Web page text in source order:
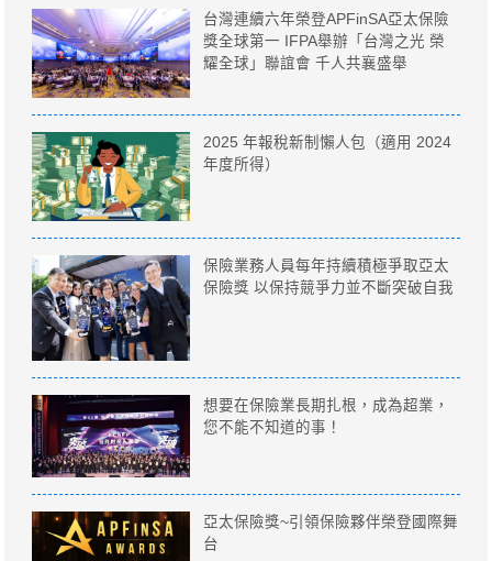
台灣連續六年榮登APFinSA亞太保險
獎全球第一 IFPA舉辦「台灣之光 榮
耀全球」聯誼會 千人共襄盛舉
2025 年報稅新制懶人包（適用 2024
年度所得）
保險業務人員每年持續積極爭取亞太
保險獎 以保持競爭力並不斷突破自我
想要在保險業長期扎根，成為超業，
您不能不知道的事！
亞太保險獎~引領保險夥伴榮登國際舞
台